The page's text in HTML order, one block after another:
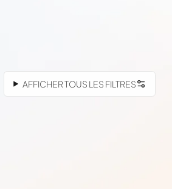
AFFICHER TOUS LES FILTRES